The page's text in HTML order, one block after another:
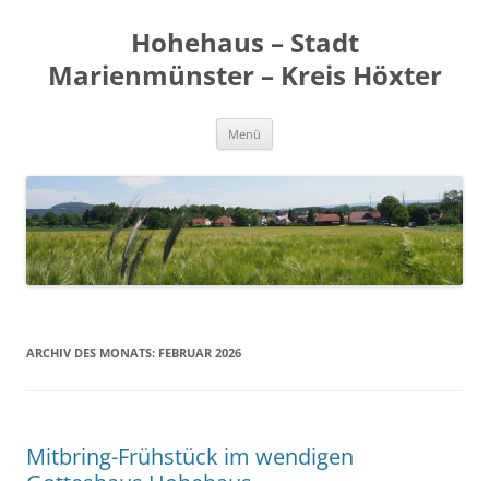
Hohehaus – Stadt
Marienmünster – Kreis Höxter
Menü
ARCHIV DES MONATS: FEBRUAR 2026
Mitbring-Frühstück im wendigen